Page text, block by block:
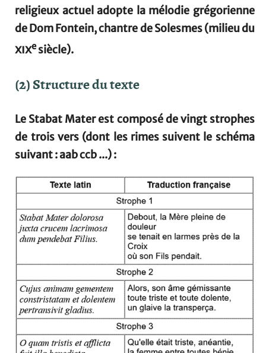
religieux actuel adopte la mélodie grégorienne
de Dom Fontein, chantre de Solesmes (milieu du
xixesiècle).
(2) Structure du texte
Le Stabat Mater est composé de vingt strophes
de trois vers (dont les rimes suivent le schéma
suivant : aab ccb ...) :